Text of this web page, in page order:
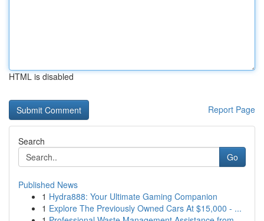
HTML is disabled
Report Page
Search
Go
Published News
1 Hydra888: Your Ultimate Gaming Companion
1 Explore The Previously Owned Cars At $15,000 - ...